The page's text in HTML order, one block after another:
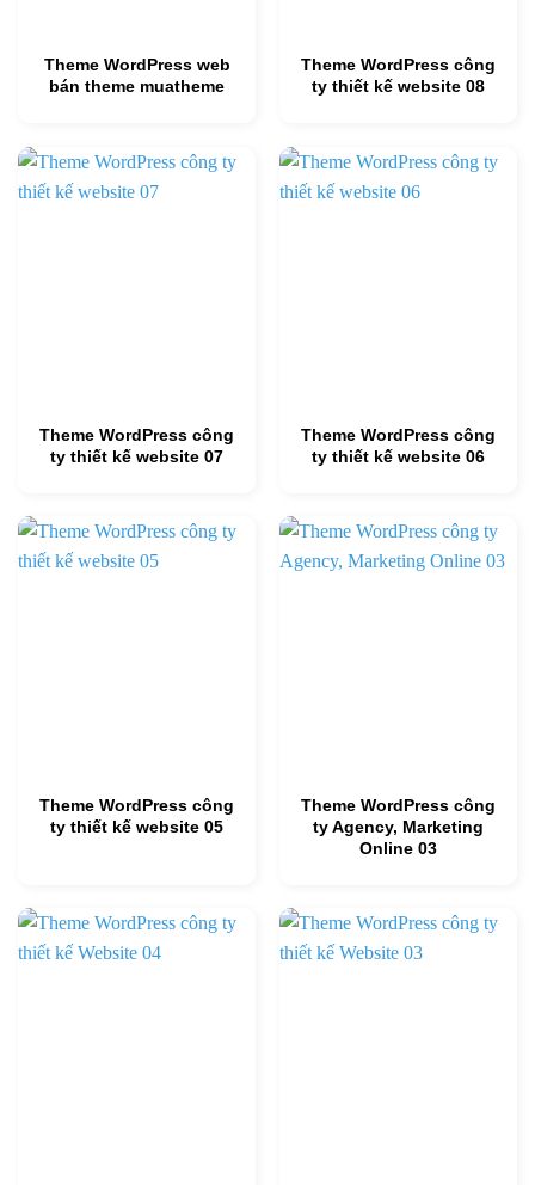
Theme WordPress web
bán theme muatheme
Theme WordPress công
ty thiết kế website 08
Theme WordPress công
ty thiết kế website 07
Theme WordPress công
ty thiết kế website 06
Theme WordPress công
ty thiết kế website 05
Theme WordPress công
ty Agency, Marketing
Online 03